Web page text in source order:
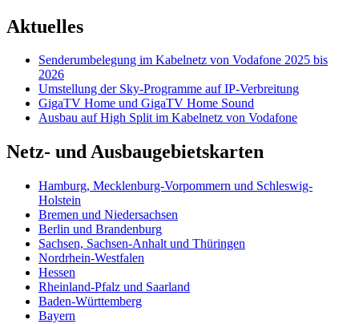
Aktuelles
Senderumbelegung im Kabelnetz von Vodafone 2025 bis
2026
Umstellung der Sky-Programme auf IP-Verbreitung
GigaTV Home und GigaTV Home Sound
Ausbau auf High Split im Kabelnetz von Vodafone
Netz- und Ausbaugebietskarten
Hamburg, Mecklenburg-Vorpommern und Schleswig-
Holstein
Bremen und Niedersachsen
Berlin und Brandenburg
Sachsen, Sachsen-Anhalt und Thüringen
Nordrhein-Westfalen
Hessen
Rheinland-Pfalz und Saarland
Baden-Württemberg
Bayern